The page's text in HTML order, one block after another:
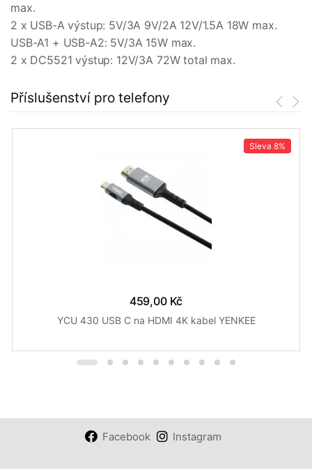
max.
2 x USB-A výstup: 5V/3A 9V/2A 12V/1.5A 18W max.
USB-A1 + USB-A2: 5V/3A 15W max.
2 x DC5521 výstup: 12V/3A 72W total max.
Příslušenství pro telefony
Sleva 8%
459,00 Kč
YCU 430 USB C na HDMI 4K kabel YENKEE
Facebook Instagram